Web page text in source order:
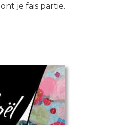
je fais partie.
2018